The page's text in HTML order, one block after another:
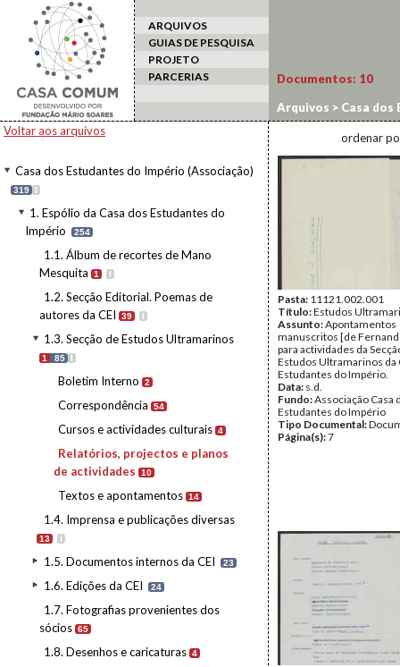
ARQUIVOS
GUIAS DE PESQUISA
PROJETO
PARCERIAS
Voltar aos arquivos
Casa dos Estudantes do Império (Associação)
319 I
1. Espólio da Casa dos Estudantes do
Império
254
1.1. Álbum de recortes de Mano
Mesquita
1 I
1.2. Secção Editorial. Poemas de
autores da CEI
39 I
1.3. Secção de Estudos Ultramarinos
1 85 I
Boletim Interno 2
Correspondência 54
Cursos e actividades culturais 4
Relatórios, projectos e planos
de actividades
10
Textos e apontamentos 14
1.4. Imprensa e publicações diversas
13 I
1.5. Documentos internos da CEI 23
1.6. Edições da CEI 24
1.7. Fotografias provenientes dos
sócios 65
1.8. Desenhos e caricaturas 4
Documentos: 10
Arquivos > Casa
1.3. Secção de
ordenar
Pasta: 11121.002.001
Título:Estudos
Assunto:Apontamentos
manuscritos [de
para actividades da
Estudos Ultramarinos da
Estudantes do Império.
Data: s.d.
Fundo:Associação Casa
Estudantes do Império
Tipo Documental:
Página(s):7